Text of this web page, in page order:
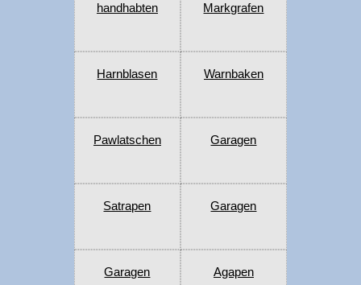
handhabten Markgrafen
Harnblasen Warnbaken
Pawlatschen Garagen
Satrapen Garagen
Garagen Agapen